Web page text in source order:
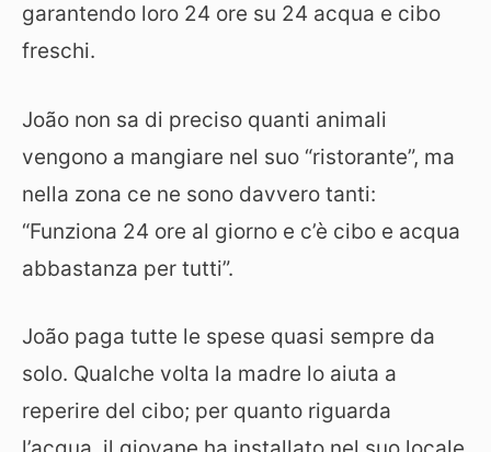
garantendo loro 24 ore su 24 acqua e cibo
freschi.
João non sa di preciso quanti animali
vengono a mangiare nel suo “ristorante”, ma
nella zona ce ne sono davvero tanti:
“Funziona 24 ore al giorno e c’è cibo e acqua
abbastanza per tutti”.
João paga tutte le spese quasi sempre da
solo. Qualche volta la madre lo aiuta a
reperire del cibo; per quanto riguarda